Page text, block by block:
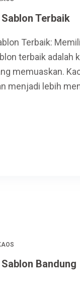
Terbaik
Terbaik:
terbaik adalah
memuaskan.
menjadi lebih
Bandung